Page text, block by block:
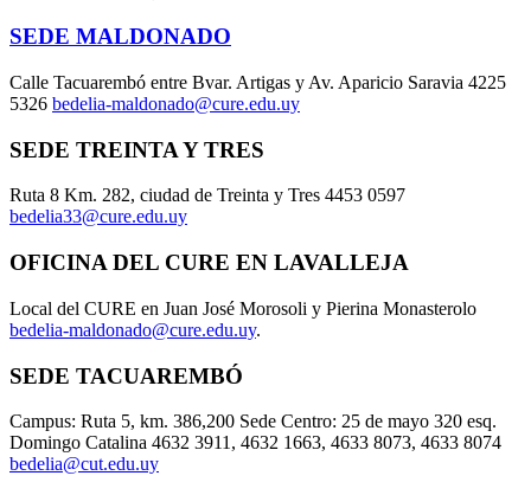
SEDE MALDONADO
Calle Tacuarembó entre Bvar. Artigas y Av. Aparicio Saravia 4225
5326 bedelia-maldonado@cure.edu.uy
SEDE TREINTA Y TRES
Ruta 8 Km. 282, ciudad de Treinta y Tres 4453 0597
bedelia33@cure.edu.uy
OFICINA DEL CURE EN LAVALLEJA
Local del CURE en Juan José Morosoli y Pierina Monasterolo
bedelia-maldonado@cure.edu.uy.
SEDE TACUAREMBÓ
Campus: Ruta 5, km. 386,200 Sede Centro: 25 de mayo 320 esq.
Domingo Catalina 4632 3911, 4632 1663, 4633 8073, 4633 8074
bedelia@cut.edu.uy